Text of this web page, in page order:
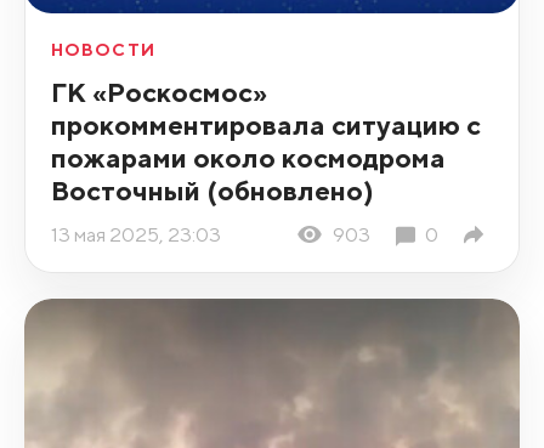
НОВОСТИ
ГК «Роскосмос»
прокомментировала ситуацию с
пожарами около космодрома
Восточный (обновлено)
13 мая 2025, 23:03 903 0